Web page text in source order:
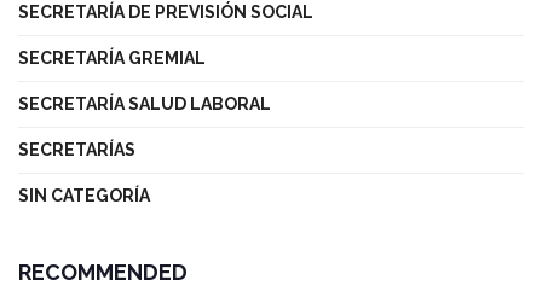
SECRETARÍA DE PREVISIÓN SOCIAL
SECRETARÍA GREMIAL
SECRETARÍA SALUD LABORAL
SECRETARÍAS
SIN CATEGORÍA
RECOMMENDED